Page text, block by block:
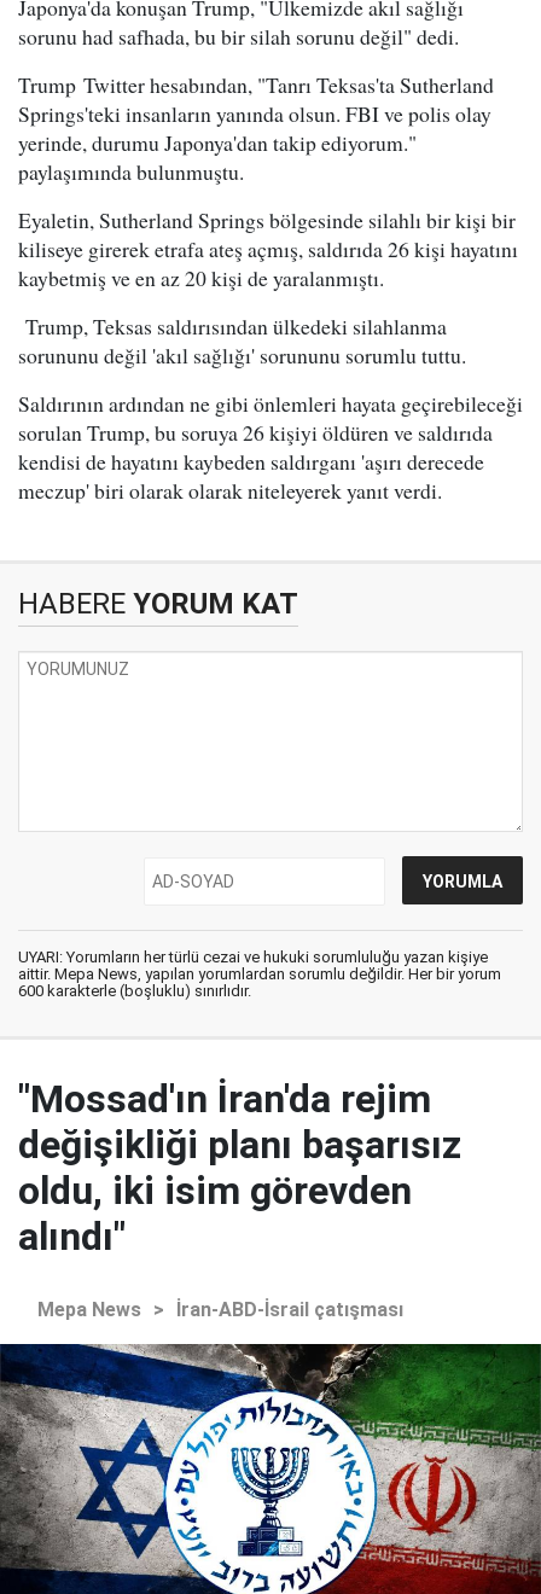
Japonya'da konuşan Trump, "Ülkemizde akıl sağlığı
sorunu had safhada, bu bir silah sorunu değil" dedi.
Trump Twitter hesabından, "Tanrı Teksas'ta Sutherland
Springs'teki insanların yanında olsun. FBI ve polis olay
yerinde, durumu Japonya'dan takip ediyorum."
paylaşımında bulunmuştu.
Eyaletin, Sutherland Springs bölgesinde silahlı bir kişi bir
kiliseye girerek etrafa ateş açmış, saldırıda 26 kişi hayatını
kaybetmiş ve en az 20 kişi de yaralanmıştı.
Trump, Teksas saldırısından ülkedeki silahlanma
sorununu değil 'akıl sağlığı' sorununu sorumlu tuttu.
Saldırının ardından ne gibi önlemleri hayata geçirebileceği
sorulan Trump, bu soruya 26 kişiyi öldüren ve saldırıda
kendisi de hayatını kaybeden saldırganı 'aşırı derecede
meczup' biri olarak olarak niteleyerek yanıt verdi.
HABERE YORUM KAT
UYARI: Yorumların her türlü cezai ve hukuki sorumluluğu yazan kişiye
aittir. Mepa News, yapılan yorumlardan sorumlu değildir. Her bir yorum
600 karakterle (boşluklu) sınırlıdır.
"Mossad'ın İran'da rejim
değişikliği planı başarısız
oldu, iki isim görevden
alındı"
Mepa News > İran-ABD-İsrail çatışması